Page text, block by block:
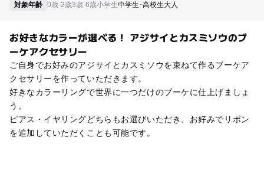
対象年齢 0歳-2歳3歳-6歳小学生中学生･高校生大人
お好きなカラーが選べる！ アジサイとカスミソウのブ
ーケアクセサリー
ご自身でお好みのアジサイとカスミソウを束ねて作るブーケア
クセサリーを作っていただきます。
好きなカラーリングで世界に一つだけのブーケに仕上げましょ
う。
ピアス・イヤリングどちらもお選びいただき、お好みでリボン
を追加していただくことも可能です。